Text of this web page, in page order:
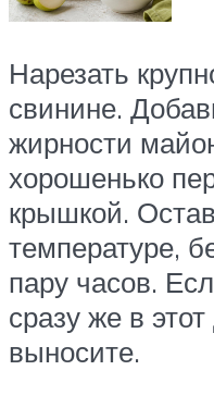
Нарезать
свинине.
жирности
хорошенько
крышкой.
температуре,
пару часов.
сразу же в
выносите.